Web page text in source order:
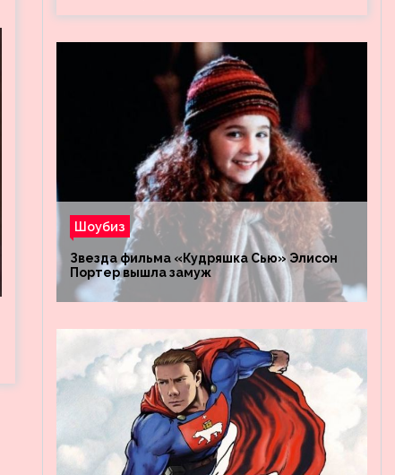
Шоубиз
Звезда фильма «Кудряшка Сью» Элисон
Портер вышла замуж